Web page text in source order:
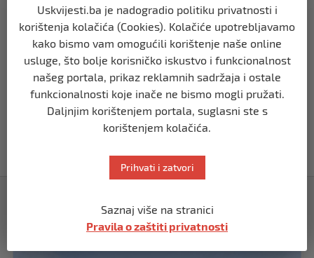
Koza ogrebala dijete u zoološkom vrtu,
roditelji zvali hitnu i policiju: “Došli su
uhapsiti kozu”
prije 10 mjeseci
REGION
Vučić dramatično: “Biće rata, Vojska
Srbije je spremna”
Uskvijesti.ba je nadogradio politiku privatnosti i
korištenja kolačića (Cookies). Kolačiće upotrebljavamo
kako bismo vam omogućili korištenje naše online
usluge, što bolje korisničko iskustvo i funkcionalnost
našeg portala, prikaz reklamnih sadržaja i ostale
funkcionalnosti koje inače ne bismo mogli pružati.
Daljnjim korištenjem portala, suglasni ste s
korištenjem kolačića.
Prihvati i zatvori
Saznaj više na stranici
Pravila o zaštiti privatnosti